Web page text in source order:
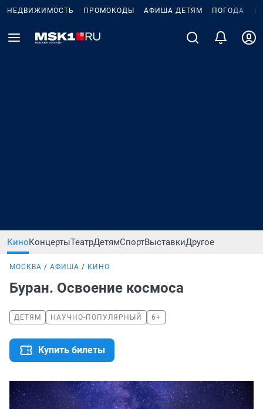
НЕДВИЖИМОСТЬ ПРОМОКОДЫ АФИША ДЕТЯМ ПОГОДА
КиноКонцертыТеатрДетямСпортВыставкиДругое
МОСКВА АФИША КИНО
Буран. Освоение космоса
ДЕТЯМ НАУЧНО-ПОПУЛЯРНЫЙ 6+
Купить билеты